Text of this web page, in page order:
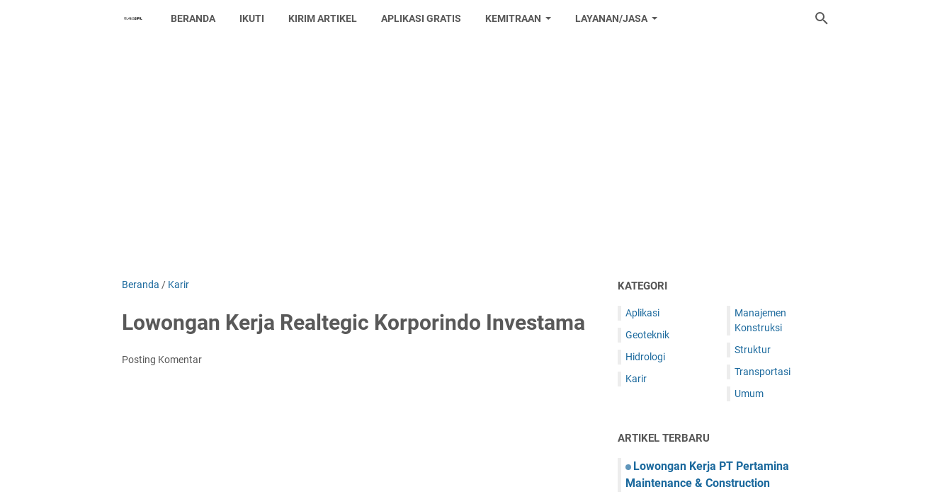
BERANDA IKUTI KIRIM ARTIKEL APLIKASI GRATIS KEMITRAAN LAYANAN/JASA
Beranda / Karir
Lowongan Kerja Realtegic Korporindo Investama
Posting Komentar
KATEGORI
Aplikasi
Geoteknik
Hidrologi
Karir
Manajemen
Konstruksi
Struktur
Transportasi
Umum
ARTIKEL TERBARU
Lowongan Kerja PT Pertamina
Maintenance & Construction